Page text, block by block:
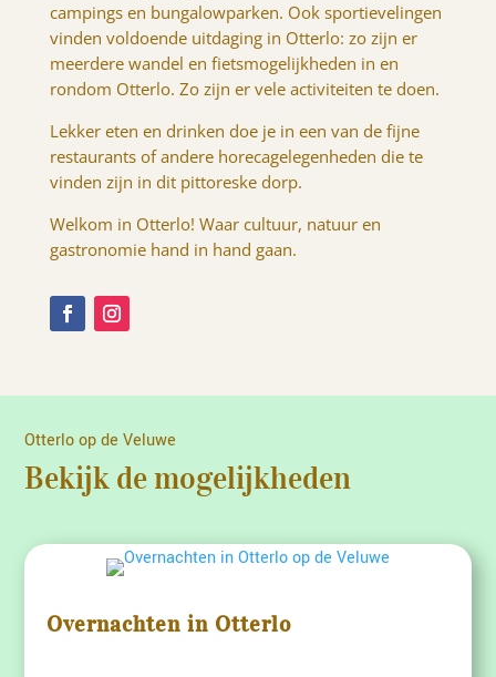
campings en bungalowparken. Ook sportievelingen
vinden voldoende uitdaging in Otterlo: zo zijn er
meerdere wandel en fietsmogelijkheden in en
rondom Otterlo. Zo zijn er vele activiteiten te doen.
Lekker eten en drinken doe je in een van de fijne
restaurants of andere horecagelegenheden die te
vinden zijn in dit pittoreske dorp.
Welkom in Otterlo! Waar cultuur, natuur en
gastronomie hand in hand gaan.
Otterlo op de Veluwe
Bekijk de mogelijkheden
Overnachten in Otterlo